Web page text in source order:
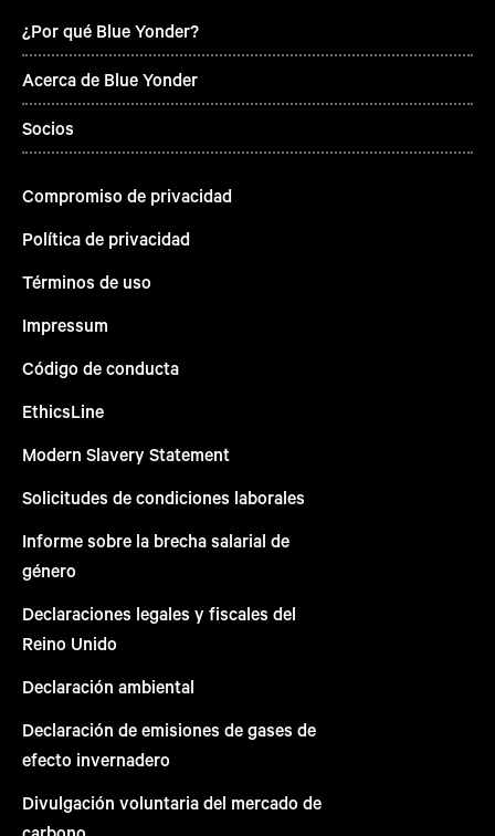
¿Por qué Blue Yonder?
Acerca de Blue Yonder
Socios
Compromiso de privacidad
Política de privacidad
Términos de uso
Impressum
Código de conducta
EthicsLine
Modern Slavery Statement
Solicitudes de condiciones laborales
Informe sobre la brecha salarial de
género
Declaraciones legales y fiscales del
Reino Unido
Declaración ambiental
Declaración de emisiones de gases de
efecto invernadero
Divulgación voluntaria del mercado de